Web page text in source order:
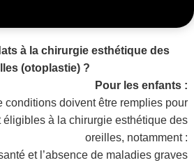
à la chirurgie esthétique des
(otoplastie) ?
Pour les enfants :
conditions doivent être remplies pour
à la chirurgie esthétique des
oreilles, notamment :
et l’absence de maladies graves